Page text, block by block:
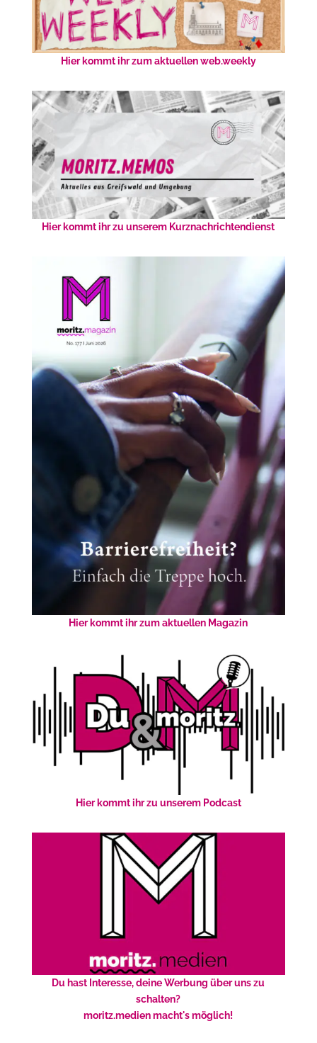
Hier kommt ihr zum aktuellen web.weekly
Hier kommt ihr zu unserem Kurznachrichtendienst
Hier kommt ihr zum aktuellen Magazin
Hier kommt ihr zu unserem Podcast
Du hast Interesse, deine Werbung über uns zu
schalten?
moritz.medien macht's möglich!